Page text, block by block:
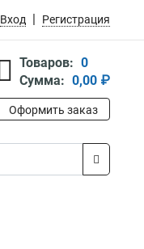
Вход Регистрация
Товаров: 0
Сумма: 0,00 ₽
Оформить заказ